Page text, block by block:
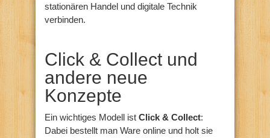
stationären Handel und digitale Technik
verbinden.
Click & Collect und
andere neue
Konzepte
Ein wichtiges Modell ist Click & Collect:
Dabei bestellt man Ware online und holt sie